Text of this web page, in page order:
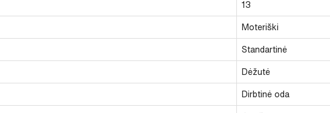
13
Moteriški
Standartinė
Dėžutė
Dirbtinė oda